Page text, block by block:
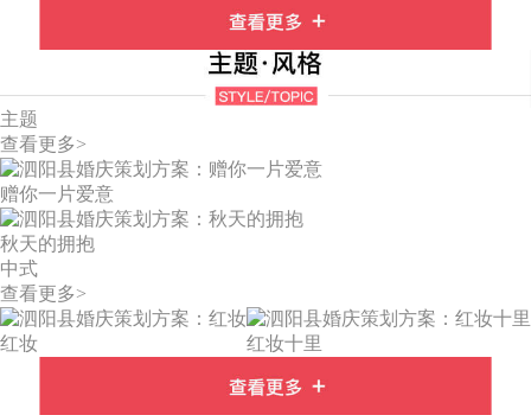
主题
查看更多>
赠你一片爱意
秋天的拥抱
中式
查看更多>
红妆 红妆十里